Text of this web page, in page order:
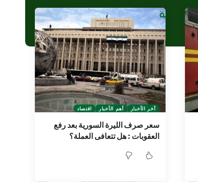
آخر الأخبار أهم الأخبار اقتصاد
سعر صرف الليرة السورية بعد رفع
العقوبات : هل تتعافى العملة؟